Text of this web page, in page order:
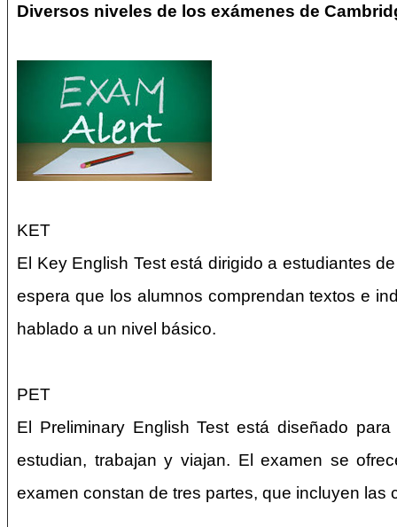
Diversos niveles de los exámenes de
KET
El Key English Test está dirigido a estudiantes
espera que los alumnos comprendan textos e
hablado a un nivel básico.
PET
El Preliminary English Test está diseñado
estudian, trabajan y viajan. El examen se
examen constan de tres partes, que incluyen las